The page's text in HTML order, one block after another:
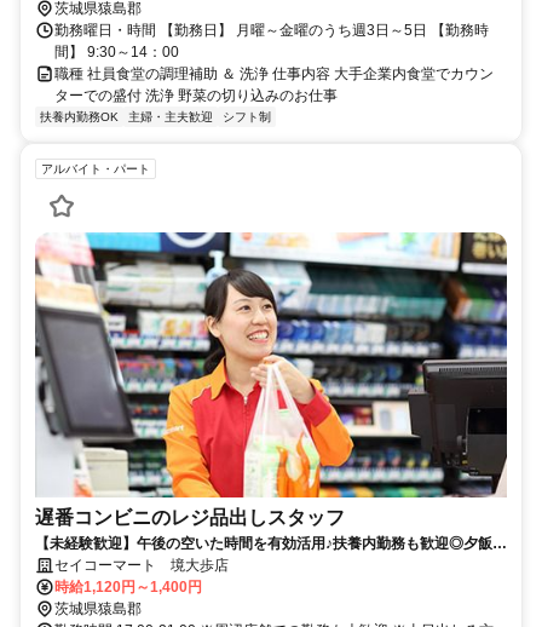
茨城県猿島郡
勤務曜日・時間 【勤務日】 月曜～金曜のうち週3日～5日 【勤務時
間】 9:30～14：00
職種 社員食堂の調理補助 ＆ 洗浄 仕事内容 大手企業内食堂でカウン
ターでの盛付 洗浄 野菜の切り込みのお仕事
扶養内勤務OK 主婦・主夫歓迎 シフト制
アルバイト・パート
遅番コンビニのレジ品出しスタッフ
【未経験歓迎】午後の空いた時間を有効活用♪扶養内勤務も歓迎◎夕飯準
備に間に合う時間までもOK☆
セイコーマート 境大歩店
時給1,120円～1,400円
茨城県猿島郡